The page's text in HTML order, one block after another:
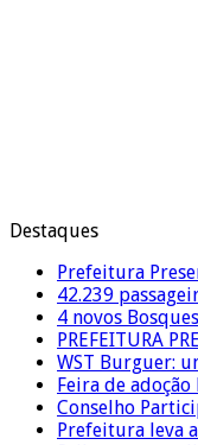
Destaques
Prefeitura
42.239
4 novos
PREFEITURA
WST Burguer:
Feira de
Conselho
Prefeitura leva